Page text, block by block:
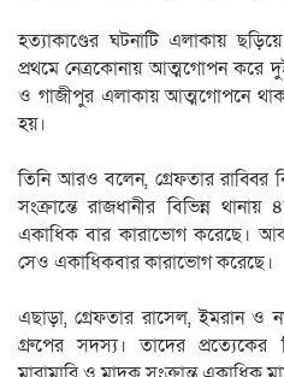
হত্যাকাণ্ডের ঘটনাটি এলাকায়
প্রথমে নেত্রকোনায় আত্মগোপন করে
ও গাজীপুর এলাকায় আত্মগোপনে
হয়।
তিনি আরও বলেন, গ্রেফতার রাব্বির
সংক্রান্তে রাজধানীর বিভিন্ন
একাধিক বার কারাভোগ করেছে।
সেও একাধিকবার কারাভোগ করেছে।
এছাড়া, গ্রেফতার রাসেল, ইমরান ও
গ্রুপের সদস্য। তাদের প্রত্যেকের